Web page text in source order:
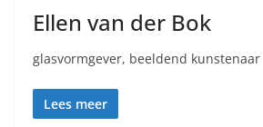
Ellen van der Bok
glasvormgever, beeldend kunstenaar
Lees meer